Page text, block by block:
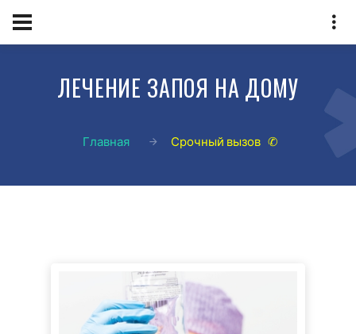
ЛЕЧЕНИЕ ЗАПОЯ НА ДОМУ
Главная Срочный вызов ✆